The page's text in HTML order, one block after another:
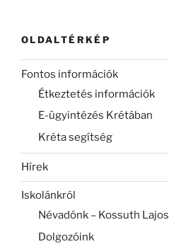
OLDALTÉRKÉP
Fontos információk
Étkeztetés információk
E-ügyintézés Krétában
Kréta segítség
Hírek
Iskolánkról
Névadónk – Kossuth Lajos
Dolgozóink